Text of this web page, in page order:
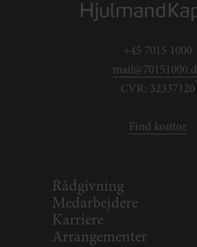
+45 7015 1000
CVR: 32337120
Find kontor
Rådgivning
Medarbejdere
Karriere
Arrangementer